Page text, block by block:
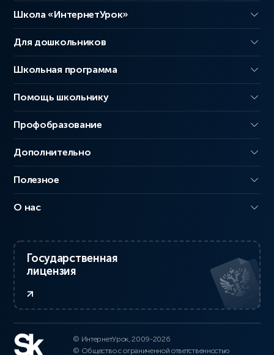
Школа «ИнтернетУрок»
Для дошкольников
Школьная программа
Помощь школьнику
Профобразование
Дополнительно
Полезное
О нас
Государственная
лицензия
© ИнтернетУрок, 2009-2026
© Общество с ограниченной ответственностью